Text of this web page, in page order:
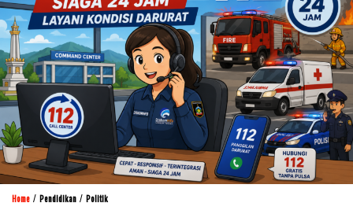
Home / Pendidikan / Politik